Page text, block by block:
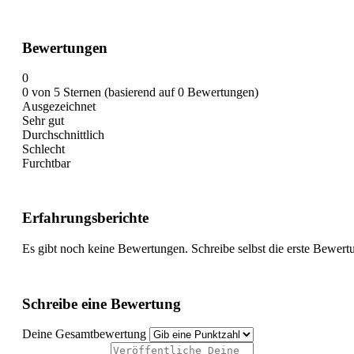
Bewertungen
0
0 von 5 Sternen (basierend auf 0 Bewertungen)
Ausgezeichnet
Sehr gut
Durchschnittlich
Schlecht
Furchtbar
Erfahrungsberichte
Es gibt noch keine Bewertungen. Schreibe selbst die erste
Schreibe eine Bewertung
Deine Gesamtbewertung